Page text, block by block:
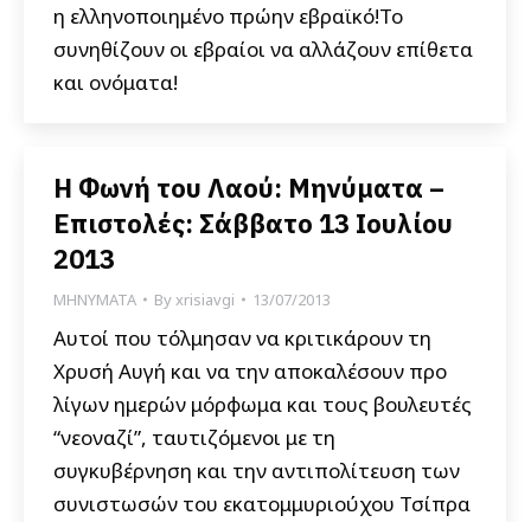
η ελληνοποιημένο πρώην εβραϊκό!Το
συνηθίζουν οι εβραίοι να αλλάζουν επίθετα
και ονόματα!
Η Φωνή του Λαού: Μηνύματα –
Επιστολές: Σάββατο 13 Ιουλίου
2013
ΜΗΝΥΜΑΤΑ Byxrisiavgi 13/07/2013
Αυτοί που τόλμησαν να κριτικάρουν τη
Χρυσή Αυγή και να την αποκαλέσουν προ
λίγων ημερών μόρφωμα και τους βουλευτές
“νεοναζί”, ταυτιζόμενοι με τη
συγκυβέρνηση και την αντιπολίτευση των
συνιστωσών του εκατομμυριούχου Τσίπρα